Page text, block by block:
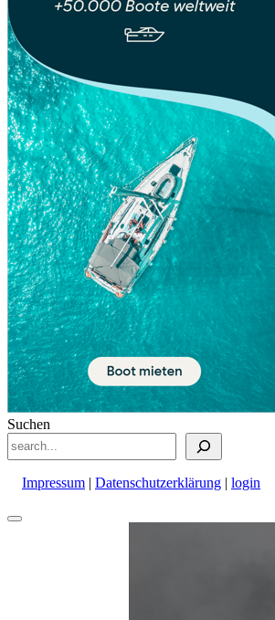
Suchen
Impressum | Datenschutzerklärung | login
Nach